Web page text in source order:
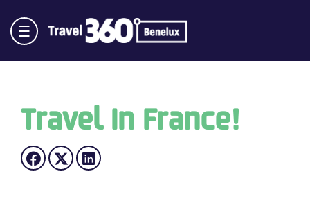
Travel In France!